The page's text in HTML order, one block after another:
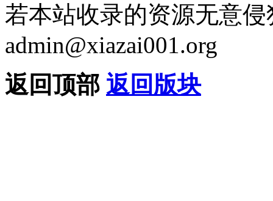
若本站收录的资源无意
admin@xiazai001.org
返回顶部 返回版块